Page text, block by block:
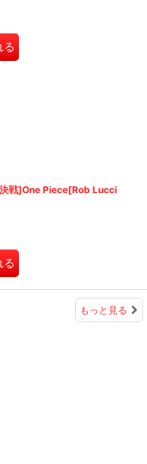
る
戦]One Piece[Rob Lucci
る
もっと見る